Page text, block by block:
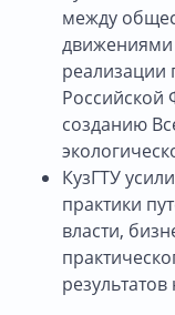
между
движениями
реализации
Российской
созданию
КузГТУ
практики
власти,